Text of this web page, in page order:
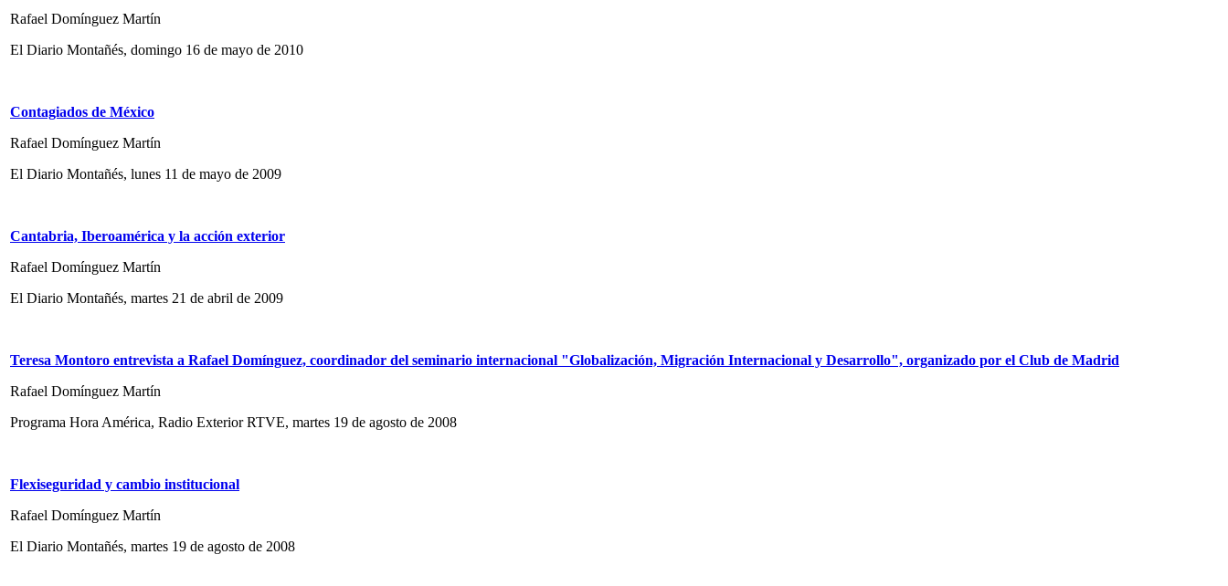
Rafael Domínguez Martín
El Diario Montañés, domingo 16 de mayo de 2010
Contagiados de México
Rafael Domínguez Martín
El Diario Montañés, lunes 11 de mayo de 2009
Cantabria, Iberoamérica y la acción exterior
Rafael Domínguez Martín
El Diario Montañés, martes 21 de abril de 2009
Teresa Montoro entrevista a Rafael Domínguez, coordinador del seminario internacional "Globalización, Migración Internacional y Desarrollo", organizado por el Club de Madrid
Rafael Domínguez Martín
Programa Hora América, Radio Exterior RTVE, martes 19 de agosto de 2008
Flexiseguridad y cambio institucional
Rafael Domínguez Martín
El Diario Montañés, martes 19 de agosto de 2008